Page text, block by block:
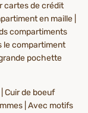
cartes de crédit
en maille |
compartiments
le compartiment
pochette
Cuir de boeuf
| Avec motifs